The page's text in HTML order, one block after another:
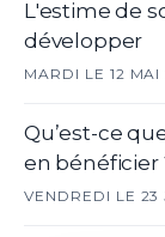
L'estime de
développer
MARDI LE 12
Qu’est-ce
en bénéficier
VENDREDI LE